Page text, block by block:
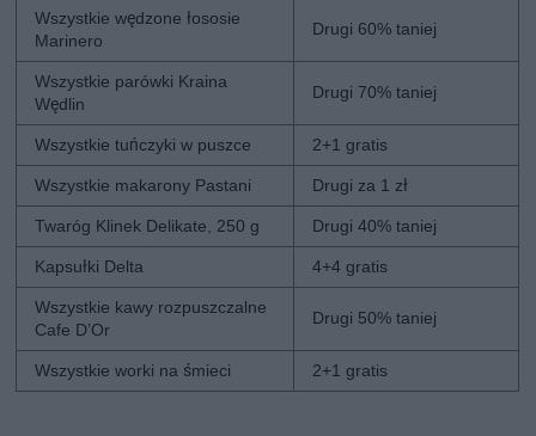
Wszystkie wędzone łososie
Marinero
Drugi 60% taniej
Wszystkie parówki Kraina
Wędlin
Drugi 70% taniej
Wszystkie tuńczyki w puszce 2+1 gratis
Wszystkie makarony Pastani Drugi za 1 zł
Twaróg Klinek Delikate, 250 g Drugi 40% taniej
Kapsułki Delta 4+4 gratis
Wszystkie kawy rozpuszczalne
Cafe D’Or
Drugi 50% taniej
Wszystkie worki na śmieci 2+1 gratis